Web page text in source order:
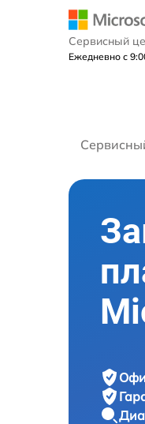
Сервисный
Ежедневно с